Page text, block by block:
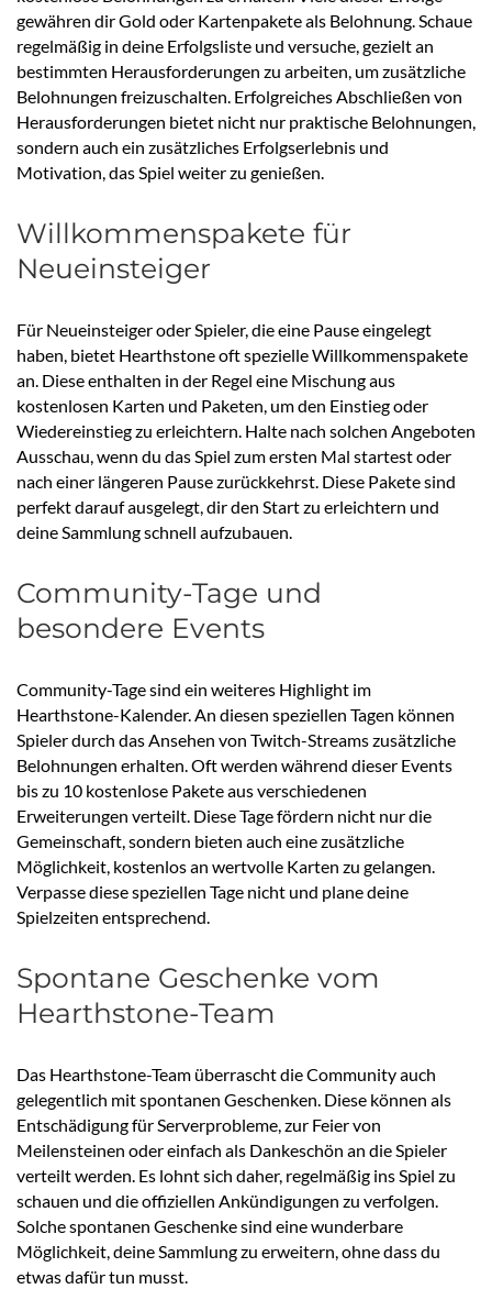
gewähren dir Gold oder Kartenpakete als Belohnung. Schaue
regelmäßig in deine Erfolgsliste und versuche, gezielt an
bestimmten Herausforderungen zu arbeiten, um zusätzliche
Belohnungen freizuschalten. Erfolgreiches Abschließen von
Herausforderungen bietet nicht nur praktische Belohnungen,
sondern auch ein zusätzliches Erfolgserlebnis und
Motivation, das Spiel weiter zu genießen.
Willkommenspakete für
Neueinsteiger
Für Neueinsteiger oder Spieler, die eine Pause eingelegt
haben, bietet Hearthstone oft spezielle Willkommenspakete
an. Diese enthalten in der Regel eine Mischung aus
kostenlosen Karten und Paketen, um den Einstieg oder
Wiedereinstieg zu erleichtern. Halte nach solchen Angeboten
Ausschau, wenn du das Spiel zum ersten Mal startest oder
nach einer längeren Pause zurückkehrst. Diese Pakete sind
perfekt darauf ausgelegt, dir den Start zu erleichtern und
deine Sammlung schnell aufzubauen.
Community-Tage und
besondere Events
Community-Tage sind ein weiteres Highlight im
Hearthstone-Kalender. An diesen speziellen Tagen können
Spieler durch das Ansehen von Twitch-Streams zusätzliche
Belohnungen erhalten. Oft werden während dieser Events
bis zu 10 kostenlose Pakete aus verschiedenen
Erweiterungen verteilt. Diese Tage fördern nicht nur die
Gemeinschaft, sondern bieten auch eine zusätzliche
Möglichkeit, kostenlos an wertvolle Karten zu gelangen.
Verpasse diese speziellen Tage nicht und plane deine
Spielzeiten entsprechend.
Spontane Geschenke vom
Hearthstone-Team
Das Hearthstone-Team überrascht die Community auch
gelegentlich mit spontanen Geschenken. Diese können als
Entschädigung für Serverprobleme, zur Feier von
Meilensteinen oder einfach als Dankeschön an die Spieler
verteilt werden. Es lohnt sich daher, regelmäßig ins Spiel zu
schauen und die offiziellen Ankündigungen zu verfolgen.
Solche spontanen Geschenke sind eine wunderbare
Möglichkeit, deine Sammlung zu erweitern, ohne dass du
etwas dafür tun musst.